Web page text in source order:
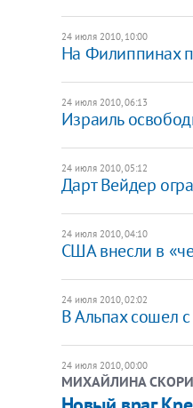
24 июля 2010, 10:00
На Филиппинах
24 июля 2010, 06:13
Израиль
24 июля 2010, 05:12
Дарт Вейдер
24 июля 2010, 04:10
США внесли в
24 июля 2010, 02:02
В Альпах сошел
24 июля 2010, 00:00
МИХАЙЛИНА